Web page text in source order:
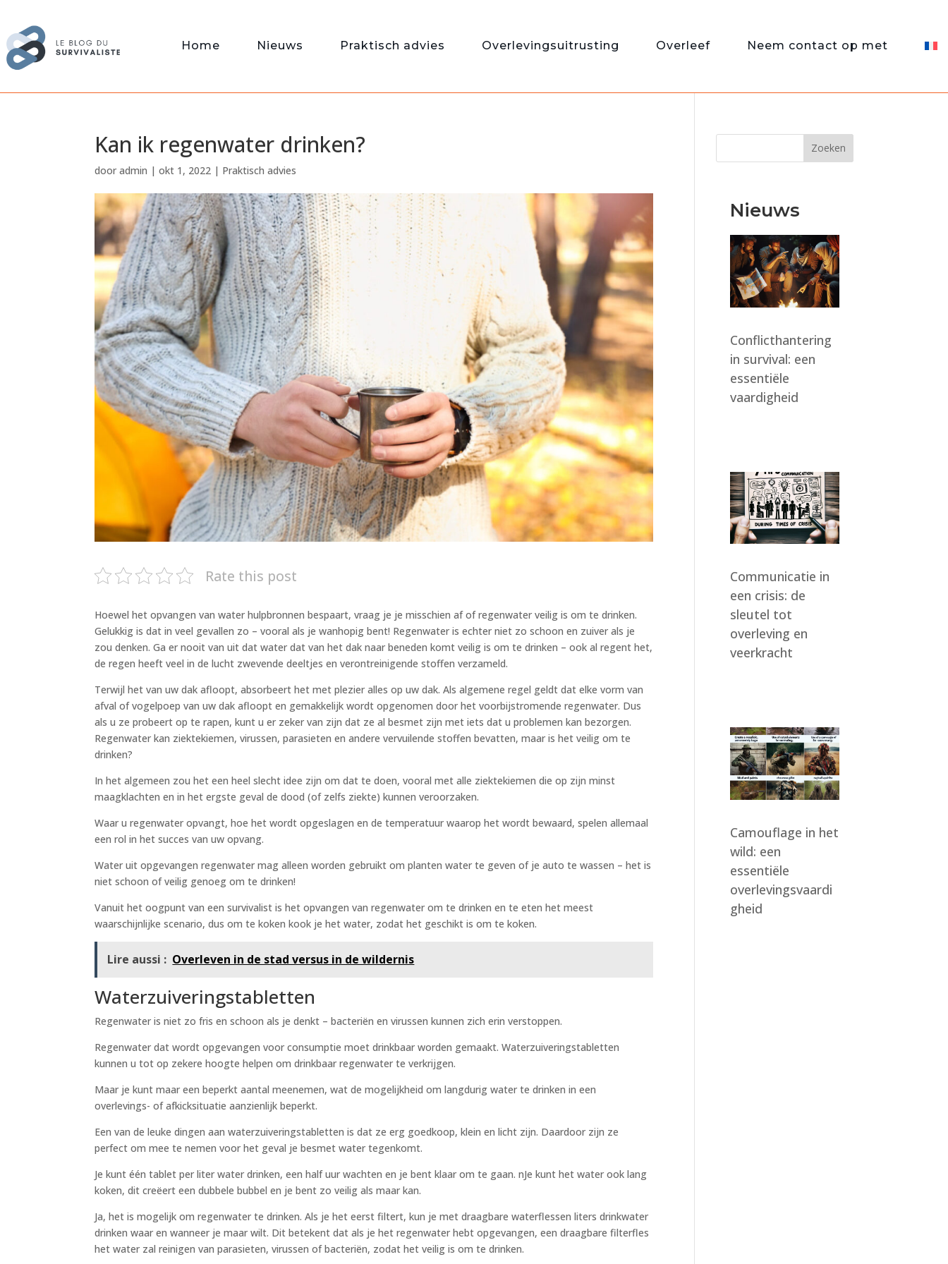
Home Nieuws Praktisch advies Overlevingsuitrusting Overleef Neem contact op met
Kan ik regenwater drinken?
dooradmin |okt 1, 2022 | Praktisch advies
Rate this post
Hoewel het opvangen van water hulpbronnen bespaart, vraag je je misschien af of regenwater veilig is om te drinken.
Gelukkig is dat in veel gevallen zo – vooral als je wanhopig bent! Regenwater is echter niet zo schoon en zuiver als je
zou denken. Ga er nooit van uit dat water dat van het dak naar beneden komt veilig is om te drinken – ook al regent het,
de regen heeft veel in de lucht zwevende deeltjes en verontreinigende stoffen verzameld.
Terwijl het van uw dak afloopt, absorbeert het met plezier alles op uw dak. Als algemene regel geldt dat elke vorm van
afval of vogelpoep van uw dak afloopt en gemakkelijk wordt opgenomen door het voorbijstromende regenwater. Dus
als u ze probeert op te rapen, kunt u er zeker van zijn dat ze al besmet zijn met iets dat u problemen kan bezorgen.
Regenwater kan ziektekiemen, virussen, parasieten en andere vervuilende stoffen bevatten, maar is het veilig om te
drinken?
In het algemeen zou het een heel slecht idee zijn om dat te doen, vooral met alle ziektekiemen die op zijn minst
maagklachten en in het ergste geval de dood (of zelfs ziekte) kunnen veroorzaken.
Waar u regenwater opvangt, hoe het wordt opgeslagen en de temperatuur waarop het wordt bewaard, spelen allemaal
een rol in het succes van uw opvang.
Water uit opgevangen regenwater mag alleen worden gebruikt om planten water te geven of je auto te wassen – het is
niet schoon of veilig genoeg om te drinken!
Vanuit het oogpunt van een survivalist is het opvangen van regenwater om te drinken en te eten het meest
waarschijnlijke scenario, dus om te koken kook je het water, zodat het geschikt is om te koken.
Lire aussi : Overleven in de stad versus in de wildernis
Waterzuiveringstabletten
Regenwater is niet zo fris en schoon als je denkt – bacteriën en virussen kunnen zich erin verstoppen.
Regenwater dat wordt opgevangen voor consumptie moet drinkbaar worden gemaakt. Waterzuiveringstabletten
kunnen u tot op zekere hoogte helpen om drinkbaar regenwater te verkrijgen.
Maar je kunt maar een beperkt aantal meenemen, wat de mogelijkheid om langdurig water te drinken in een
overlevings- of afkicksituatie aanzienlijk beperkt.
Een van de leuke dingen aan waterzuiveringstabletten is dat ze erg goedkoop, klein en licht zijn. Daardoor zijn ze
perfect om mee te nemen voor het geval je besmet water tegenkomt.
Je kunt één tablet per liter water drinken, een half uur wachten en je bent klaar om te gaan. nJe kunt het water ook lang
koken, dit creëert een dubbele bubbel en je bent zo veilig als maar kan.
Ja, het is mogelijk om regenwater te drinken. Als je het eerst filtert, kun je met draagbare waterflessen liters drinkwater
drinken waar en wanneer je maar wilt. Dit betekent dat als je het regenwater hebt opgevangen, een draagbare filterfles
het water zal reinigen van parasieten, virussen of bacteriën, zodat het veilig is om te drinken.
Zoeken
Nieuws
Conflicthantering
in survival: een
essentiële
vaardigheid
Communicatie in
een crisis: de
sleutel tot
overleving en
veerkracht
Camouflage in het
wild: een
essentiële
overlevingsvaardi
gheid